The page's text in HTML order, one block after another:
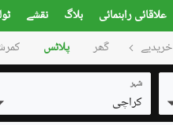
علاقائی راہنمائی بلاگ نقشے
خریدیے گھر پلاٹس
شہر
کراچی